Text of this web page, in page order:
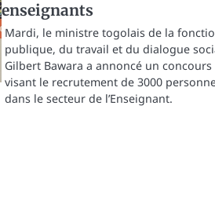
enseignants
Mardi, le ministre togolais de la
publique, du travail et du dialogue
Gilbert Bawara a annoncé un concours
visant le recrutement de 3000
dans le secteur de l’Enseignant.